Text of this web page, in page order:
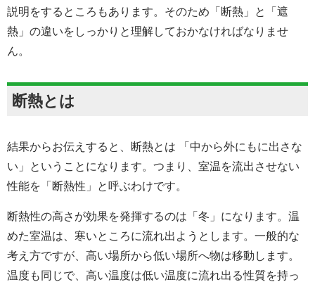
説明をするところもあります。そのため「断熱」と「遮
熱」の違いをしっかりと理解しておかなければなりませ
ん。
断熱とは
結果からお伝えすると、断熱とは 「中から外にもに出さな
い」ということになります。つまり、室温を流出させない
性能を「断熱性」と呼ぶわけです。
断熱性の高さが効果を発揮するのは「冬」になります。温
めた室温は、寒いところに流れ出ようとします。一般的な
考え方ですが、高い場所から低い場所へ物は移動します。
温度も同じで、高い温度は低い温度に流れ出る性質を持っ